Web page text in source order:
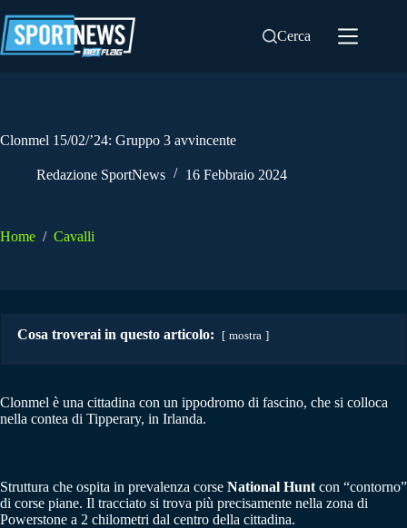
al
contenuto
Cerca
Clonmel 15/02/’24: Gruppo 3 avvincente
Redazione SportNews 16 Febbraio 2024
Home / Cavalli
Cosa troverai in questo articolo: mostra
Clonmel è una cittadina con un ippodromo di fascino, che si colloca
nella contea di Tipperary, in Irlanda.
Struttura che ospita in prevalenza corse National Hunt con “contorno”
di corse piane. Il tracciato si trova più precisamente nella zona di
Powerstone a 2 chilometri dal centro della cittadina.